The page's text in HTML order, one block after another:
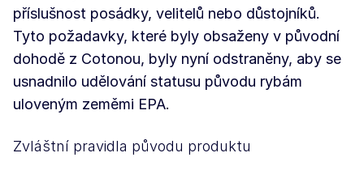
příslušnost posádky, velitelů nebo důstojníků.
Tyto požadavky, které byly obsaženy v původní
dohodě z Cotonou, byly nyní odstraněny, aby se
usnadnilo udělování statusu původu rybám
uloveným zeměmi EPA.
Zvláštní pravidla původu produktu